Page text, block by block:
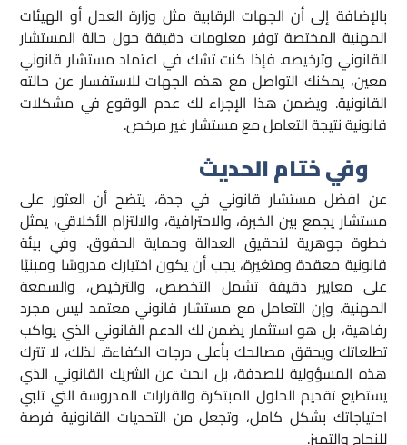
بالإضافة إلى أن الجهات الرقابية مثل وزارة العدل أو الهيئات
المهنية المختصة توفر معلومات دقيقة حول حالة المستشار
القانوني وترخيصه. فإذا كنت تشك في اعتماد مستشار قانوني
معين، يمكنك التواصل مع هذه الجهات للاستفسار عن حالته
القانونية. ويضمن هذا الإجراء لك عدم الوقوع في مشكلات
قانونية نتيجة التعامل مع مستشار غير مرخص.
وفي ختام الحديث
عن افضل مستشار قانوني في جدة، يتضح أن العثور على
مستشار يجمع بين الخبرة، والاحترافية، والالتزام الأخلاقي، يمثل
خطوة جوهرية لتحقيق العدالة وحماية الحقوق. وفي بيئة
قانونية معقدة ومتغيرة، يجب أن يكون اختيارك مدروسًا ومبنيًا
على معايير دقيقة تشمل التخصص، والترخيص، والسمعة
المهنية. وإن التعامل مع مستشار قانوني معتمد ليس مجرد
رفاهية، بل هو استثمار يضمن لك الدعم القانوني الذي يواكب
تطلعاتك ويحقق مصالحك بأعلى درجات الكفاءة. لذلك، لا تترك
هذه المسؤولية للصدفة، بل ابحث عن الشريك القانوني الذي
يستطيع تقديم الحلول المبتكرة والقرارات المدروسة التي تلبي
احتياجاتك بشكل كامل، وتجعل من التحديات القانونية فرصة
للنجاح والتميز.